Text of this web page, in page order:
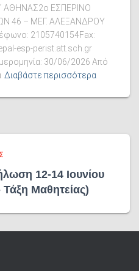
ΑΘΗΝΑΣ2ο ΕΣΠΕΡΙΝΟ
46 – ΜΕΓ. ΑΛΕΞΑΝΔΡΟΥ
2105740154Fax:
esp-perist.att.sch.gr
30/06/2026 Από
Διαβάστε περισσότερα
12-14 Ιουνίου
Μαθητείας)